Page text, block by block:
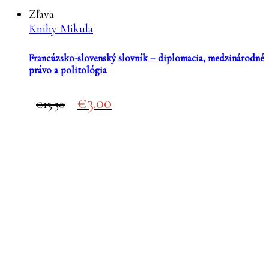
Zľava
Knihy Mikula
Francúzsko-slovenský slovník – diplomacia, medzinárodné
právo a politológia
13.50
Original
price
3.00
price